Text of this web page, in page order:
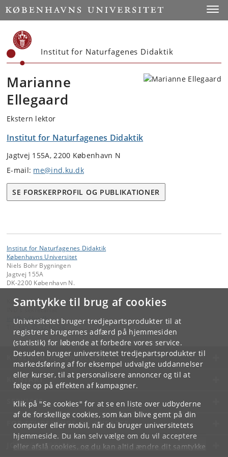
Samtykke til brug af cookies
Universitetet bruger tredjepartsprodukter til at
registrere brugernes adfærd på hjemmesiden
(statistik) for løbende at forbedre vores service.
Desuden bruger universitetet tredjepartsprodukter til
markedsføring af for eksempel udvalgte uddannelser
eller kurser, til at personalisere annoncer og til at
følge op på effekten af kampagner.
Klik på "Se cookies" for at se en liste over udbyderne
af de forskellige cookies, som kan blive gemt på din
computer eller mobil, når du bruger universitetets
hjemmeside. Du kan selv vælge om du vil acceptere
eller afslå cookies, og du kan altid ændre dit samtykke
Start
Institut for Naturfagenes Didaktik
Marianne
Ellegaard
Ekstern lektor
Institut for Naturfagenes Didaktik
Jagtvej 155A, 2200 København N
E-mail: me@ind.ku.dk
SE FORSKERPROFIL OG PUBLIKATIONER
Institut for Naturfagenes Didaktik
Københavns Universitet
Niels Bohr Bygningen
Jagtvej 155A
DK-2200 København N.
Kontakt:
IND's sekretariat
ind @ind. ku.dk
KØBENHAVNS UNIVERSITET
KONTAKT
SERVICES
FOR STUDERENDE OG ANSATTE
JOB OG KARRIERE